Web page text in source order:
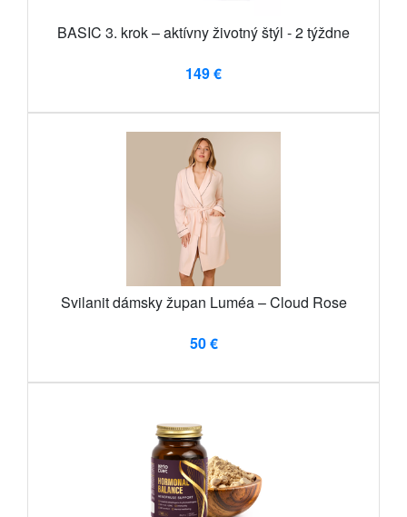
BASIC 3. krok – aktívny životný štýl - 2 týždne
149 €
Svilanit dámsky župan Luméa – Cloud Rose
50 €